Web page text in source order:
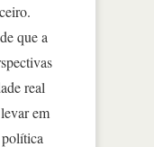
que a
real
em